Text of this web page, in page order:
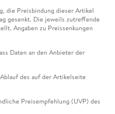
die Preisbindung dieser Artikel
gesenkt. Die jeweils zutreffende
Angaben zu Preissenkungen
Daten an den Anbieter der
des auf der Artikelseite
Preisempfehlung (UVP) des